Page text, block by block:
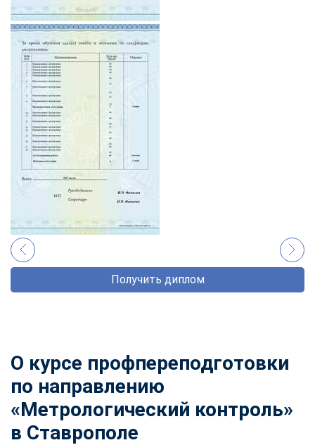
Получить диплом
О курсе профпереподготовки
по направлению
«Метрологический контроль»
в Ставрополе